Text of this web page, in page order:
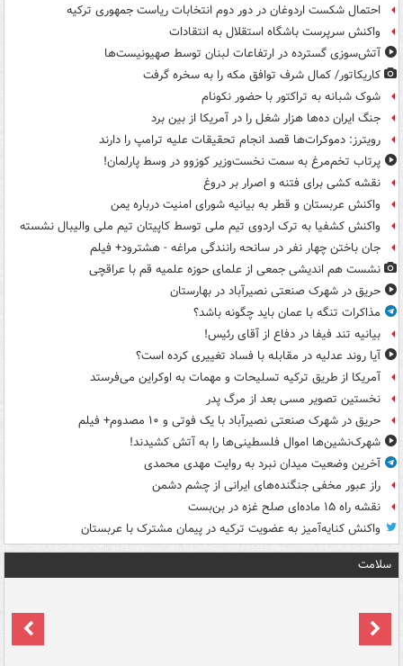
احتمال شکست اردوغان در دور دوم انتخابات ریاست جمهوری ترکیه
واکنش سرپرست باشگاه استقلال به انتقادات
آتش‌سوزی گسترده در ارتفاعات لبنان توسط صهیونیست‌ها
کاریکاتور/ کمال شرف توافق مکه را به سخره گرفت
شوک شبانه به تراکتور با حضور نکونام
جنگ ایران ده‌ها هزار شغل را در آمریکا از بین برد
رویترز: دموکرات‌ها قصد انجام تحقیقات علیه ترامپ را دارند
پرتاب تخم‌مرغ به سمت نخست‌وزیر کوزوو در وسط پارلمان!
نقشه کشی برای فتنه و اصرار بر دروغ
واکنش عربستان و قطر به بیانیه شورای امنیت درباره یمن
واکنش کشفیا به ترک اردوی تیم ملی توسط کاپیتان تیم ملی والیبال نشسته
جان باختن چهار نفر در سانحه رانندگی مراغه - هشترود+ فیلم
نشست هم اندیشی جمعی از علمای حوزه علمیه قم با عراقچی
حریق در شهرک صنعتی نصیرآباد در بهارستان
مذاکرات تنگه با عمان باید چگونه باشد؟
بیانیه تند فیفا در دفاع از آقای رئیس!
آیا روند عدلیه در مقابله با فساد تغییری کرده است؟
آمریکا از طریق ترکیه تسلیحات و مهمات به اوکراین می‌فرستد
نخستین تصویر مسی بعد از مرگ پدر
حریق در شهرک صنعتی نصیرآباد با یک فوتی و ۱۰ مصدوم+ فیلم
شهرک‌نشین‌ها اموال فلسطینی‌ها را به آتش کشیدند!
آخرین وضعیت میدان نبرد به روایت مهدی محمدی
راز عبور مخفی جنگنده‌های ایرانی از چشم دشمن
نقشه راه ۱۵ ماده‌ای صلح غزه در بن‌بست
واکنش کنایه‌آمیز به عضویت ترکیه در پیمان مشترک با عربستان
سلامت